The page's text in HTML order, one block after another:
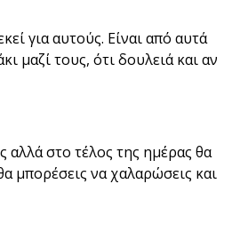
για αυτούς. Είναι από αυτά
μαζί τους, ότι δουλειά και αν
αλλά στο τέλος της ημέρας θα
μπορέσεις να χαλαρώσεις και